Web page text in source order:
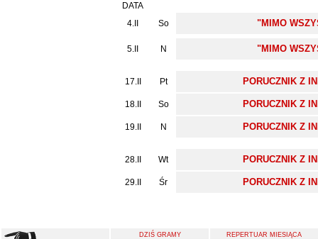
DATA
4.II
So "MIMO
5.II N "MIMO
17.II Pt PORUCZNIK Z
18.II So PORUCZNIK Z
19.II N PORUCZNIK Z
28.II Wt PORUCZNIK Z
29.II Śr PORUCZNIK Z
DZIŚ GRAMY
REPERTUAR MIESIĄCA